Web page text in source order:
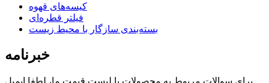
کیسه‌های قهوه
فیلتر قطره‌ای
بسته‌بندی سازگار با محیط زیست
خبرنامه
برای سوالات مربوط به محصولات یا لیست قیمت ما، لطفا ایمیل